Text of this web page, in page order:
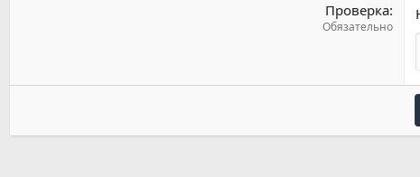
Проверка
Обязательно